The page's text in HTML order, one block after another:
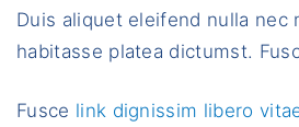
Duis aliquet eleifend nulla nec
habitasse platea dictumst.
Fusce link dignissim libero